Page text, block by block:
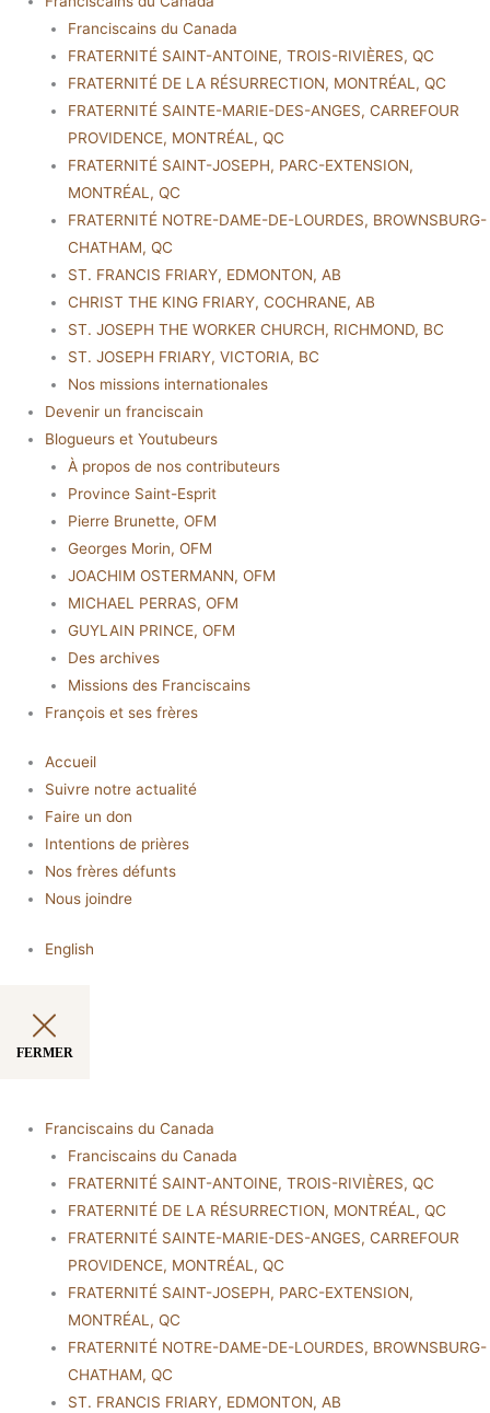
Franciscains du Canada
FRATERNITÉ SAINT-ANTOINE, TROIS-RIVIÈRES, QC
FRATERNITÉ DE LA RÉSURRECTION, MONTRÉAL, QC
FRATERNITÉ SAINTE-MARIE-DES-ANGES, CARREFOUR
PROVIDENCE, MONTRÉAL, QC
FRATERNITÉ SAINT-JOSEPH, PARC-EXTENSION,
MONTRÉAL, QC
FRATERNITÉ NOTRE-DAME-DE-LOURDES, BROWNSBURG-
CHATHAM, QC
ST. FRANCIS FRIARY, EDMONTON, AB
CHRIST THE KING FRIARY, COCHRANE, AB
ST. JOSEPH THE WORKER CHURCH, RICHMOND, BC
ST. JOSEPH FRIARY, VICTORIA, BC
Nos missions internationales
Devenir un franciscain
Blogueurs et Youtubeurs
À propos de nos contributeurs
Province Saint-Esprit
Pierre Brunette, OFM
Georges Morin, OFM
JOACHIM OSTERMANN, OFM
MICHAEL PERRAS, OFM
GUYLAIN PRINCE, OFM
Des archives
Missions des Franciscains
François et ses frères
Accueil
Suivre notre actualité
Faire un don
Intentions de prières
Nos frères défunts
Nous joindre
English
FERMER
Franciscains du Canada
Franciscains du Canada
FRATERNITÉ SAINT-ANTOINE, TROIS-RIVIÈRES, QC
FRATERNITÉ DE LA RÉSURRECTION, MONTRÉAL, QC
FRATERNITÉ SAINTE-MARIE-DES-ANGES, CARREFOUR
PROVIDENCE, MONTRÉAL, QC
FRATERNITÉ SAINT-JOSEPH, PARC-EXTENSION,
MONTRÉAL, QC
FRATERNITÉ NOTRE-DAME-DE-LOURDES, BROWNSBURG-
CHATHAM, QC
ST. FRANCIS FRIARY, EDMONTON, AB